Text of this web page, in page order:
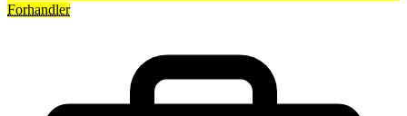
Forhandler